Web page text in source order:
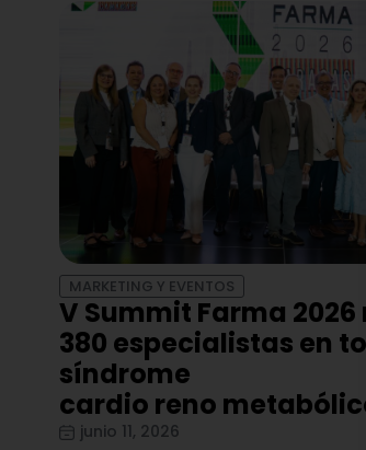
MARKETING Y EVENTOS
V Summit Farma 2026
380 especialistas en
síndrome
cardio reno
junio 11, 2026